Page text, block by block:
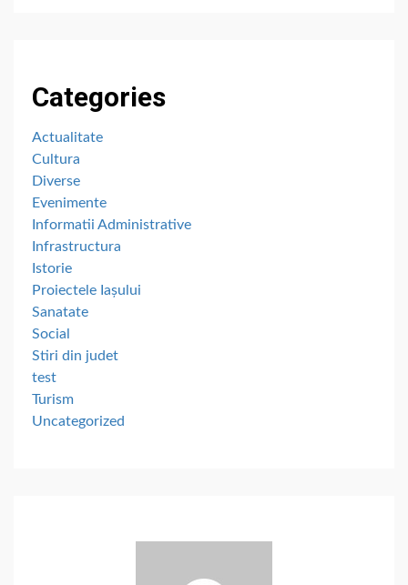
Categories
Actualitate
Cultura
Diverse
Evenimente
Informatii Administrative
Infrastructura
Istorie
Proiectele Iașului
Sanatate
Social
Stiri din judet
test
Turism
Uncategorized